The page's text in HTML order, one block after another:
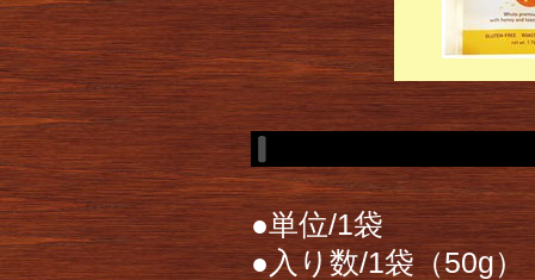
●単位/1袋
●入り数/1袋（50g）